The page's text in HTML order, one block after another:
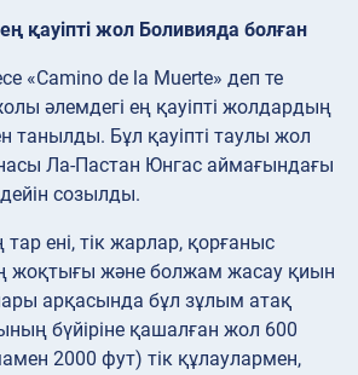
қауіпті жол Боливияда болған
«Camino de la Muerte» деп те
әлемдегі ең қауіпті жолдардың
танылды. Бұл қауіпті таулы жол
Ла-Пастан Юнгас аймағындағы
созылды.
ені, тік жарлар, қорғаныс
жоқтығы және болжам жасау қиын
арқасында бұл зұлым атақ
бүйіріне қашалған жол 600
2000 фут) тік құлаулармен,